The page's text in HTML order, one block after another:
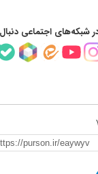
شبکه‌های اجتماعی